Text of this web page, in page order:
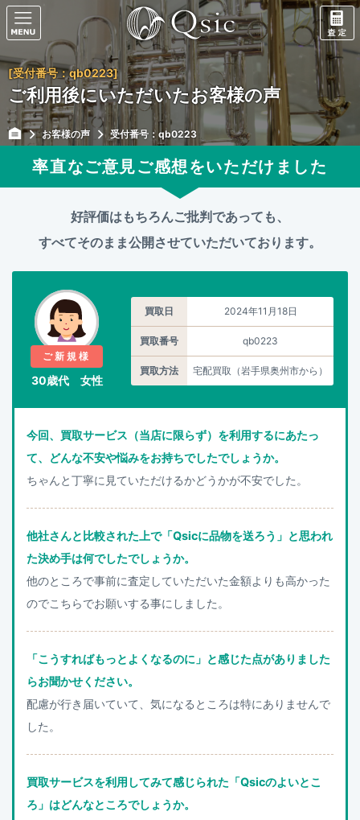
[受付番号：qb0223]
ご利用後にいただいたお客様の声
お客様の声 受付番号：qb0223
率直なご意見ご感想をいただけました
好評価はもちろんご批判であっても、
すべてそのまま公開させていただいております。
ご新規様
30歳代 女性
買取日 2024年11月18日
買取番号 qb0223
買取方法 宅配買取（岩手県奥州市から）
今回、買取サービス（当店に限らず）を利用するにあたっ
て、どんな不安や悩みをお持ちでしたでしょうか。
ちゃんと丁寧に見ていただけるかどうかが不安でした。
他社さんと比較された上で「Qsicに品物を送ろう」と思われ
た決め手は何でしたでしょうか。
他のところで事前に査定していただいた金額よりも高かった
のでこちらでお願いする事にしました。
「こうすればもっとよくなるのに」と感じた点がありました
らお聞かせください。
配慮が行き届いていて、気になるところは特にありませんで
した。
買取サービスを利用してみて感じられた「Qsicのよいとこ
ろ」はどんなところでしょうか。